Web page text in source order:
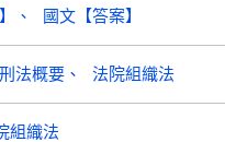
國文【答案】
刑法概要 法院組織法
組織法